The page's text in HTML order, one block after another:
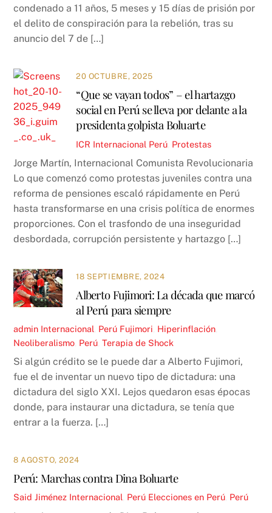
condenado a 11 años, 5 meses y 15 días de prisión por
el delito de conspiración para la rebelión, tras su
anuncio del 7 de […]
20 OCTUBRE, 2025
“Que se vayan todos” – el hartazgo
social en Perú se lleva por delante a la
presidenta golpista Boluarte
ICR Internacional Perú Protestas
Jorge Martín, Internacional Comunista Revolucionaria
Lo que comenzó como protestas juveniles contra una
reforma de pensiones escaló rápidamente en Perú
hasta transformarse en una crisis política de enormes
proporciones. Con el trasfondo de una inseguridad
desbordada, corrupción persistente y hartazgo […]
18 SEPTIEMBRE, 2024
Alberto Fujimori: La década que marcó
al Perú para siempre
admin Internacional Perú Fujimori Hiperinflación
Neoliberalismo Perú ,Terapia de Shock
Si algún crédito se le puede dar a Alberto Fujimori,
fue el de inventar un nuevo tipo de dictadura: una
dictadura del siglo XXI. Lejos quedaron esas épocas
donde, para instaurar una dictadura, se tenía que
entrar a la fuerza. […]
8 AGOSTO, 2024
Perú: Marchas contra Dina Boluarte
Said Jiménez Internacional Perú Elecciones en Perú Perú